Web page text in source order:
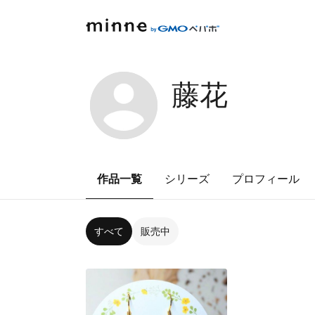
藤花
作品一覧 シリーズ プロフィール
すべて 販売中